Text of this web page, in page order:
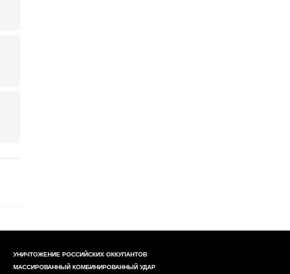
УНИЧТОЖЕНИЕ РОССИЙСКИХ ОККУПАНТОВ
МАССИРОВАННЫЙ КОМБИНИРОВАННЫЙ УДАР